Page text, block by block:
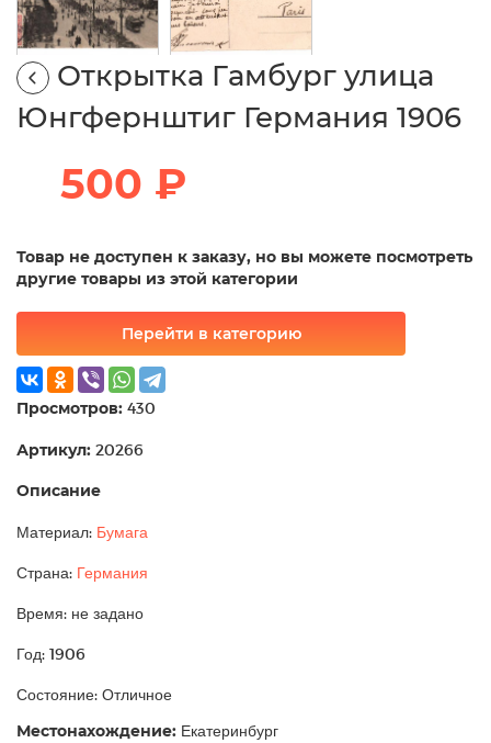
Открытка Гамбург улица
Юнгфернштиг Германия 1906
500 ₽
Товар не доступен к заказу, но вы можете посмотреть
другие товары из этой категории
Перейти в категорию
Просмотров: 430
Артикул: 20266
Описание
Материал: Бумага
Страна: Германия
Время: не задано
Год: 1906
Состояние: Отличное
Местонахождение: Екатеринбург